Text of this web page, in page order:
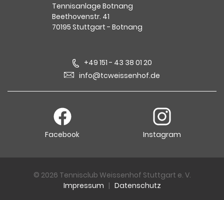
Tennisanlage Botnang
Beethovenstr. 41
70195 Stuttgart - Botnang
+49 151 - 43 38 01 20
info@tcweissenhof.de
Facebook Instagram
© 2026 Tennisclub Weissenhof Stuttgart e. V.
Impressum | Datenschutz